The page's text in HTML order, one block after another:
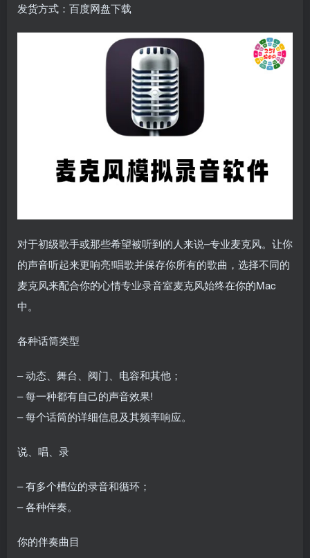
发货方式：百度网盘下载
对于初级歌手或那些希望被听到的人来说–专业麦克风。让你
的声音听起来更响亮!唱歌并保存你所有的歌曲，选择不同的
麦克风来配合你的心情专业录音室麦克风始终在你的Mac
中。
各种话筒类型
– 动态、舞台、阀门、电容和其他；
– 每一种都有自己的声音效果!
– 每个话筒的详细信息及其频率响应。
说、唱、录
– 有多个槽位的录音和循环；
– 各种伴奏。
你的伴奏曲目